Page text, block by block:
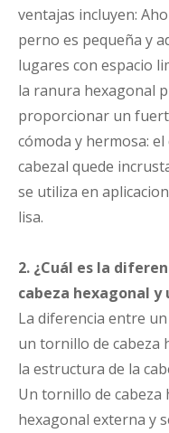
ventajas incluyen:
perno es pequeña y
lugares con espacio
la ranura hexagonal
proporcionar un
cómoda y hermosa:
cabezal quede
se utiliza en
lisa.
2. ¿Cuál es la
cabeza hexagonal y
La diferencia entre
un tornillo de cabeza
la estructura de la
Un tornillo de cabeza
hexagonal externa y